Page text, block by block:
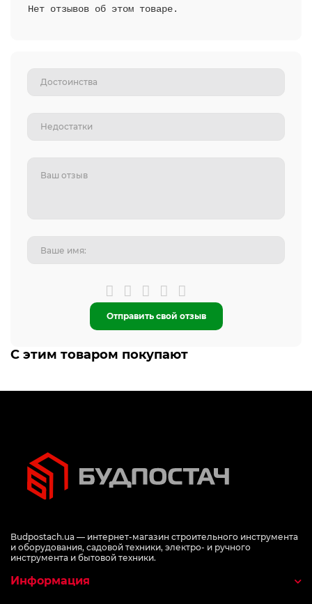
Нет отзывов об этом товаре.
Отправить свой отзыв
С этим товаром покупают
Budpostach.ua — интернет-магазин строительного инструмента
и оборудования, садовой техники, электро- и ручного
инструмента и бытовой техники.
Информация